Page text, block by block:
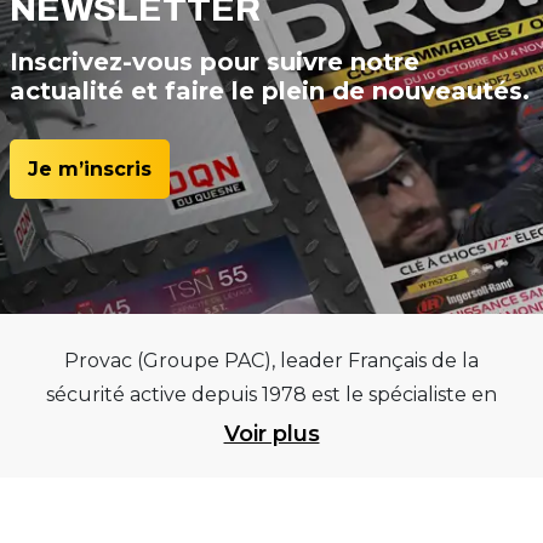
NEWSLETTER
Inscrivez-vous pour suivre notre
actualité et faire le plein de nouveautés.
Je m’inscris
Provac (Groupe PAC), leader Français de la
sécurité active depuis 1978 est le spécialiste en
équipements pour garages et centres
Voir plus